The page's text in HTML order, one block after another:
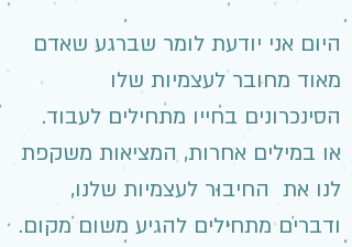
היום אני יודעת לומר שברגע שאדם
מאוד מחובר לעצמיות שלו
הסינכרונים בחייו מתחילים לעבוד.
או במילים אחרות, המציאות משקפת
לנו את החיבור לעצמיות שלנו,
ודברים מתחילים להגיע משום מקום.